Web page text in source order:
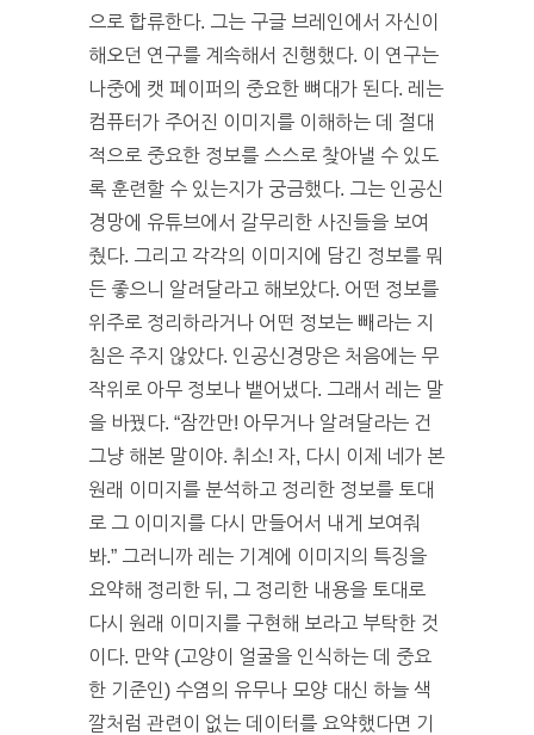
으로 합류한다. 그는 구글 브레인에서 자신이
해오던 연구를 계속해서 진행했다. 이 연구는
나중에 캣 페이퍼의 중요한 뼈대가 된다. 레는
컴퓨터가 주어진 이미지를 이해하는 데 절대
적으로 중요한 정보를 스스로 찾아낼 수 있도
록 훈련할 수 있는지가 궁금했다. 그는 인공신
경망에 유튜브에서 갈무리한 사진들을 보여
줬다. 그리고 각각의 이미지에 담긴 정보를 뭐
든 좋으니 알려달라고 해보았다. 어떤 정보를
위주로 정리하라거나 어떤 정보는 빼라는 지
침은 주지 않았다. 인공신경망은 처음에는 무
작위로 아무 정보나 뱉어냈다. 그래서 레는 말
을 바꿨다. “잠깐만! 아무거나 알려달라는 건
그냥 해본 말이야. 취소! 자, 다시 이제 네가 본
원래 이미지를 분석하고 정리한 정보를 토대
로 그 이미지를 다시 만들어서 내게 보여줘
봐.” 그러니까 레는 기계에 이미지의 특징을
요약해 정리한 뒤, 그 정리한 내용을 토대로
다시 원래 이미지를 구현해 보라고 부탁한 것
이다. 만약 (고양이 얼굴을 인식하는 데 중요
한 기준인) 수염의 유무나 모양 대신 하늘 색
깔처럼 관련이 없는 데이터를 요약했다면 기